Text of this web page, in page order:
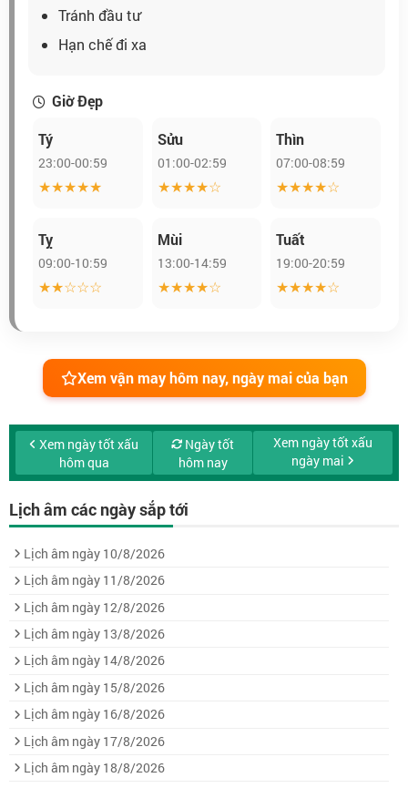
Tránh đầu tư
Hạn chế đi xa
Giờ Đẹp
Tý
23:00-00:59
★★★★★
Sửu
01:00-02:59
★★★★☆
Thìn
07:00-08:59
★★★★☆
Tỵ
09:00-10:59
★★☆☆☆
Mùi
13:00-14:59
★★★★☆
Tuất
19:00-20:59
★★★★☆
Xem vận may hôm nay, ngày mai của bạn
Xem ngày tốt xấu
hôm qua
Ngày tốt
hôm nay
Xem ngày tốt xấu
ngày mai
Lịch âm các ngày sắp tới
Lịch âm ngày 10/8/2026
Lịch âm ngày 11/8/2026
Lịch âm ngày 12/8/2026
Lịch âm ngày 13/8/2026
Lịch âm ngày 14/8/2026
Lịch âm ngày 15/8/2026
Lịch âm ngày 16/8/2026
Lịch âm ngày 17/8/2026
Lịch âm ngày 18/8/2026